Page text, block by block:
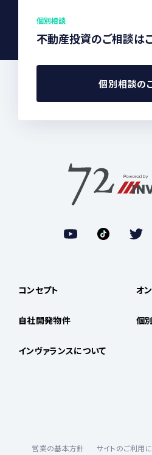
個別相談
不動産投資のご相談は
個別相談の
コンセプト
自社開発物件
インヴァランスについて
オ
個
営業の基本方針 サイトのご利用